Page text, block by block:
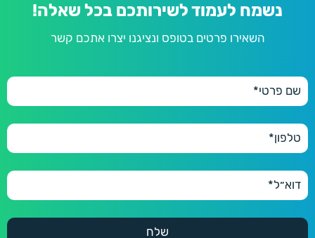
נשמח לעמוד לשירותכם בכל שאלה!
השאירו פרטים בטופס ונציגנו יצרו אתכם קשר